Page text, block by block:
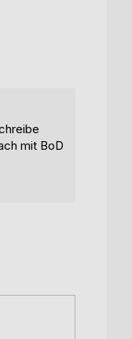
mit BoD